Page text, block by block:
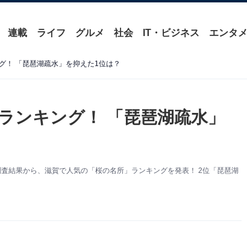
連載 ライフ グルメ 社会 IT・ビジネス エンタメ
！ 「琵琶湖疏水」を抑えた1位は？
ンキング！ 「琵琶湖疏水」
結果から、滋賀で人気の「桜の名所」ランキングを発表！ 2位「琵琶湖